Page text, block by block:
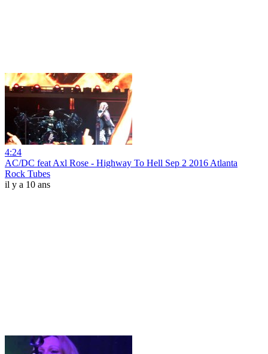
4:24
AC/DC feat Axl Rose - Highway To Hell Sep 2 2016 Atlanta
Rock Tubes
il y a 10 ans